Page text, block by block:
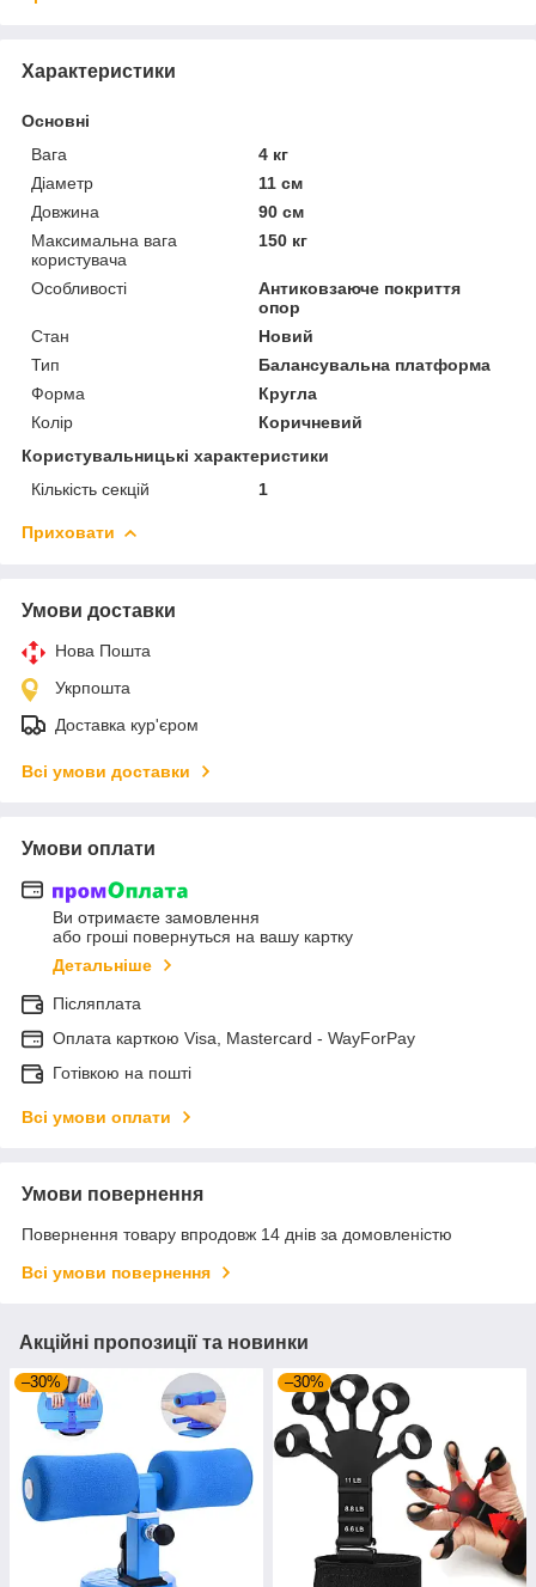
Характеристики
Основні
Вага
4 кг
Діаметр
11 см
Довжина
90 см
Максимальна вага
користувача
150 кг
Особливості
Антиковзаюче покриття
опор
Стан
Новий
Тип
Балансувальна платформа
Форма
Кругла
Колір
Коричневий
Користувальницькі характеристики
Кількість секцій
1
Приховати
Умови доставки
Нова Пошта
Укрпошта
Доставка кур'єром
Всі умови доставки
Умови оплати
Ви отримаєте замовлення
або гроші повернуться на вашу картку
Детальніше
Післяплата
Оплата карткою Visa, Mastercard - WayForPay
Готівкою на пошті
Всі умови оплати
Умови повернення
Повернення товару впродовж 14 днів за домовленістю
Всі умови повернення
Акційні пропозиції та новинки
–30% –30%